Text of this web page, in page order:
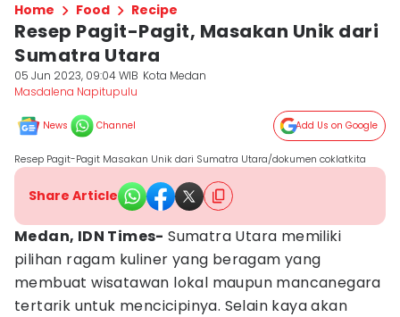
Home Food Recipe
Resep Pagit-Pagit, Masakan Unik dari
Sumatra Utara
05 Jun 2023, 09:04 WIB Kota Medan
Masdalena Napitupulu
News Channel Add Us on Google
Resep Pagit-Pagit Masakan Unik dari Sumatra Utara/dokumen coklatkita
Share Article
Medan, IDN Times- Sumatra Utara memiliki
pilihan ragam kuliner yang beragam yang
membuat wisatawan lokal maupun mancanegara
tertarik untuk mencicipinya. Selain kaya akan